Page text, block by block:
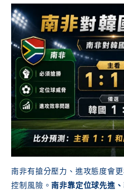
南非有搶分壓力、進攻態度會
控制風險。南非靠定位球先進